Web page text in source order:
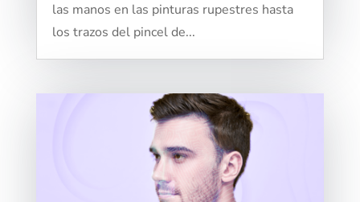
las manos en las pinturas rupestres hasta
los trazos del pincel de...